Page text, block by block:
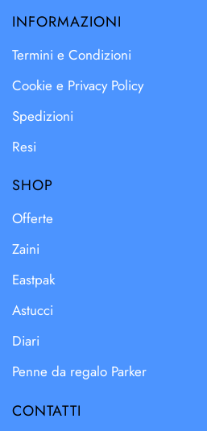
INFORMAZIONI
Termini e Condizioni
Cookie e Privacy Policy
Spedizioni
Resi
SHOP
Offerte
Zaini
Eastpak
Astucci
Diari
Penne da regalo Parker
CONTATTI